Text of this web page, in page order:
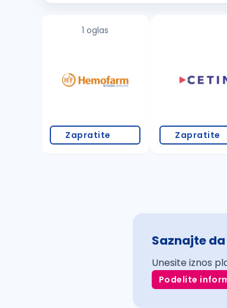
1 oglas
Zapratite Zapratite
Saznajte
Unesite iznos
Podelite